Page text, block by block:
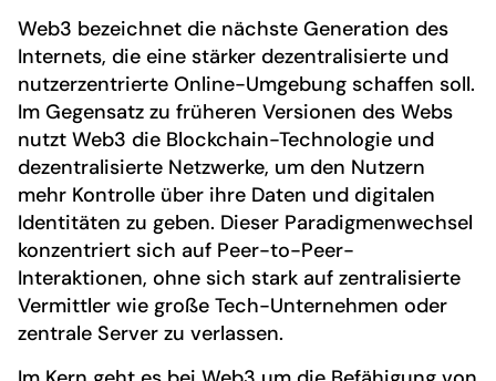
Web3 bezeichnet die nächste Generation des
Internets, die eine stärker dezentralisierte und
nutzerzentrierte Online-Umgebung schaffen soll.
Im Gegensatz zu früheren Versionen des Webs
nutzt Web3 die Blockchain-Technologie und
dezentralisierte Netzwerke, um den Nutzern
mehr Kontrolle über ihre Daten und digitalen
Identitäten zu geben. Dieser Paradigmenwechsel
konzentriert sich auf Peer-to-Peer-
Interaktionen, ohne sich stark auf zentralisierte
Vermittler wie große Tech-Unternehmen oder
zentrale Server zu verlassen.